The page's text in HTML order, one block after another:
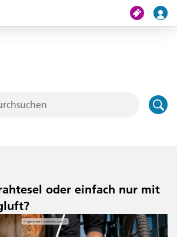
oder einfach nur mit